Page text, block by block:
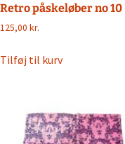
Retro påskeløber no 10
125,00 kr.
Tilføj til kurv